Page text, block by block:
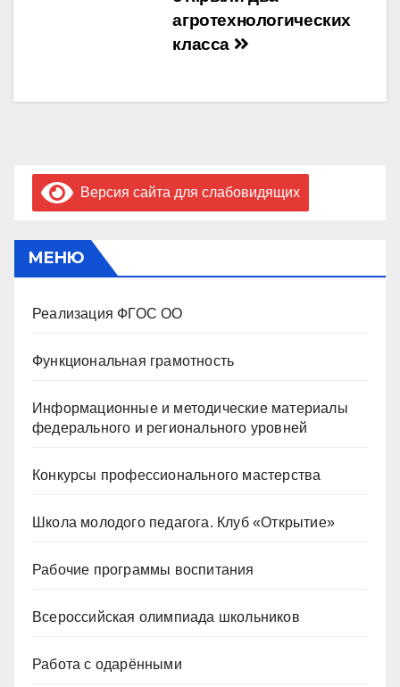
агротехнологических
класса
Версия сайта для слабовидящих
МЕНЮ
Реализация ФГОС ОО
Функциональная грамотность
Информационные и методические материалы
федерального и регионального уровней
Конкурсы профессионального мастерства
Школа молодого педагога. Клуб «Открытие»
Рабочие программы воспитания
Всероссийская олимпиада школьников
Работа с одарёнными